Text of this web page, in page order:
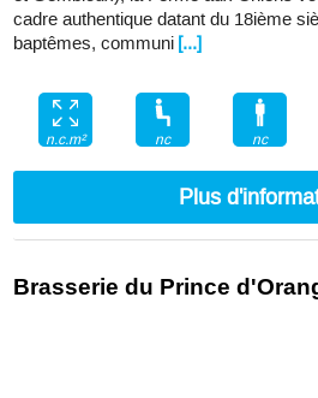
cadre authentique datant du 18ième
baptêmes, communi [...]
n.c.m² nc nc
Plus
Brasserie du Prince